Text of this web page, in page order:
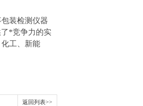
装检测仪器
*竞争力的实
工、新能
返回列表>>